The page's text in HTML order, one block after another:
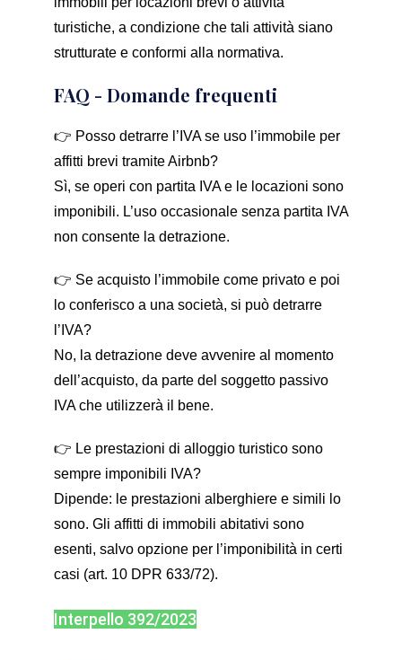
turistiche, a condizione che tali attività siano
strutturate e conformi alla normativa.
FAQ - Domande frequenti
👉 Posso detrarre l’IVA se uso l’immobile per
affitti brevi tramite Airbnb?
Sì, se operi con partita IVA e le locazioni sono
imponibili. L’uso occasionale senza partita IVA
non consente la detrazione.
👉 Se acquisto l’immobile come privato e poi
lo conferisco a una società, si può detrarre
l’IVA?
No, la detrazione deve avvenire al momento
dell’acquisto, da parte del soggetto passivo
IVA che utilizzerà il bene.
👉 Le prestazioni di alloggio turistico sono
sempre imponibili IVA?
Dipende: le prestazioni alberghiere e simili lo
sono. Gli affitti di immobili abitativi sono
esenti, salvo opzione per l’imponibilità in certi
casi (art. 10 DPR 633/72).
Interpello 392/2023